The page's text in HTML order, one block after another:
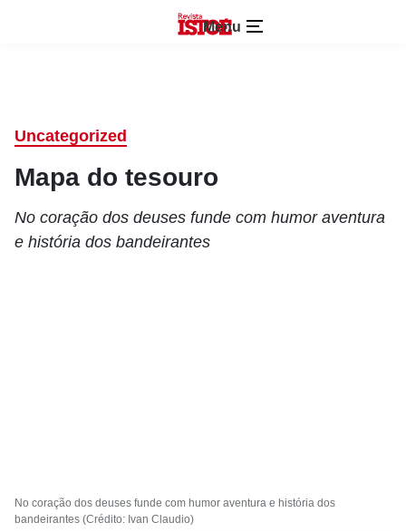
Menu
Uncategorized
Mapa do tesouro
No coração dos deuses funde com humor aventura
e história dos bandeirantes
No coração dos deuses funde com humor aventura e história dos
bandeirantes (Crédito: Ivan Claudio)